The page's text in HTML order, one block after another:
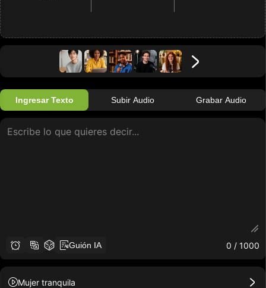
Ingresar Texto Subir Audio Grabar Audio
Guión IA 0 / 1000
Mujer tranquila